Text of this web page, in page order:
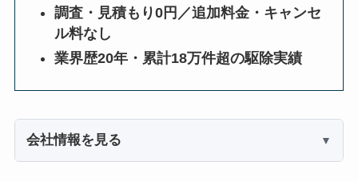
調査・見積もり0円／追加料金・キャンセ
ル料なし
業界歴20年・累計18万件超の駆除実績
会社情報を見る